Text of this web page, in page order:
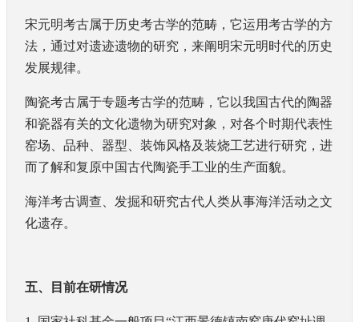
宋元明考古属于历史考古学的范畴，它运用考古学的方
法，通过对遗迹遗物的研究，来阐明宋元明时代的历史
发展规律。
陶瓷考古属于专题考古学的范畴，它以我国古代的陶器
和瓷器有关的文化遗物为研究对象，对各个时期代表性
窑场、品种、器型、装饰风格及装烧工艺进行研究，进
而了解和复原中国古代陶瓷手工业的生产面貌。
海洋考古调查、发掘和研究古代人类从事海洋活动之文
化遗存。
五、目前在研情况